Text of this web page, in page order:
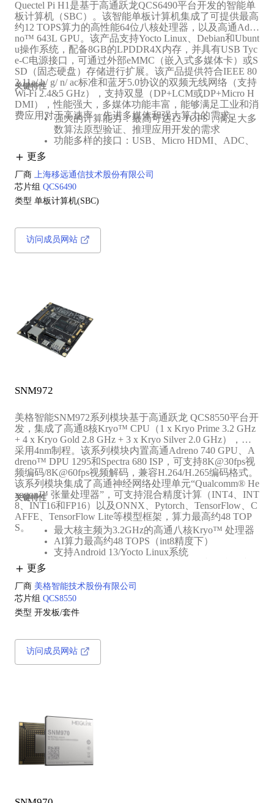
Quectel Pi H1是基于高通跃龙QCS6490平台开发的智能单
板计算机（SBC）。该智能单板计算机集成了可提供最高
约12 TOPS算力的高性能64位八核处理器，以及高通Adre
no™ 643L GPU。该产品支持Yocto Linux、Debian和Ubunt
u操作系统，配备8GB的LPDDR4X内存，并具有USB Tyc
e-C电源接口，可通过外部eMMC（嵌入式多媒体卡）或S
SD（‌固态硬盘）存储进行扩展。该产品提供符合IEEE 80
2.11a/ b/ g/ n/ ac标准和蓝牙5.0协议的双频无线网络（支持
Wi-Fi 2.4&5 GHz），支持双显（DP‌+LCM或DP+Micro H
DMI），性能强大，多媒体功能丰富，能够满足工业和消
费应用对于高速率、先进多媒体和强大算力的需求。
关键特性
强大的计算能力：最高可达12 TOPS，满足大多
数算法原型验证、推理应用开发的需求
‌功能多样的接口：USB、Micro HDMI、ADC、
‌无线网络连接：支持第5代无线网络（802.11a/b/
g/n/ac），可提供更稳定流畅的无线网络连接
‌多种操作系统：适配Yocto Linux、Debian、Ubu
ntu系统
可承受环境温度范围更广
‌支持多种应用场景：可用于边缘计算、机器人、
工业自动化、多媒体终端等领域
‌缓存配置‌：32KB一级指令缓存、32KB一级数据
缓存、512KB二级缓存
‌Adreno 643L，主频812MHz
‌8GB LPDDR4X内存 + 128GB UFS存储
‌支持操作系统‌：Yocto Linux/ Debian/ Ubuntu*
更多
厂商 上海移远通信技术股份有限公司
芯片组 QCS6490
类型 单板计算机(SBC)
访问成员网站
SNM972
美格智能SNM972系列模块基于高通跃龙 QCS8550平台开
发，集成了高通8核Kryo™ CPU（1 x Kryo Prime 3.2 GHz
+ 4 x Kryo Gold 2.8 GHz + 3 x Kryo Silver 2.0 GHz），并
采用4nm制程。该系列模块内置高通Adreno 740 GPU、A
dreno™ DPU 1295和Spectra 680 ISP，可支持8K@30fps视
频编码/8K@60fps视频解码，兼容H.264/H.265编码格式。
该系列模块集成了高通神经网络处理单元“Qualcomm® He
xagon™ 张量处理器”，可支持混合精度计算（INT4、INT
8、INT16和FP16）以及ONNX、Pytorch、TensorFlow、C
AFFE、TensorFlow Lite等模型框架，算力最高约48 TOP
S。
关键特性
最大核主频为3.2GHz的‌高通八核Kryo™ 处理器‌
AI算力最高约‌48 TOPS（int8精度下）‌
支持‌Android 13/Yocto Linux系统
更多
厂商 美格智能技术股份有限公司
芯片组 QCS8550
类型 开发板/套件
访问成员网站